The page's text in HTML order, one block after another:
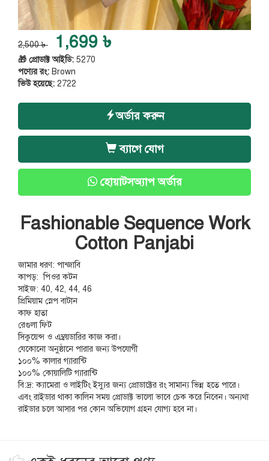
2,500 ৳ 1,699 ৳
🎁 প্রোডাক্ট আইডি: 5270
পণ্যের রং: Brown
ভিউ হয়েছে: 2722
অর্ডার করুন
ব্যাগে যোগ
হোয়াটসঅ্যাপ অর্ডার
Fashionable Sequence Work
Cotton Panjabi
জামার ধরণ: পান্জাবি
কাপড়: পিওর কটন
সাইজ: 40, 42, 44, 46
প্রিমিয়াম স্নেপ বাটান
কাফ হাতা
রেগুলা ফিট
সিকুয়েন্স ও এম্ব্রয়ডারির কাজ করা।
যেকোনো অনুষ্ঠানে পারার জন্য উপযোগী
১০০% কালার গ্যারান্টি
১০০% কোয়ালিটি গ্যারান্টি
বি:দ্র: ক্যামেরা ও লাইটিং ইস্যুর জন্য প্রোডাক্টের রং সামান্য ভিন্ন হতে পারে।
এবং রাইডার থাকা কালিন সময় প্রোডাক্ট ভালো ভাবে চেক করে নিবেন। অন্যথা
রাইডার চলে আসার পর কোন অভিযোগ গ্রহন যোগ্য হবে না।